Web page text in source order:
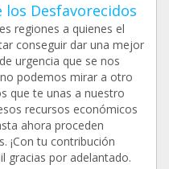
los Desfavorecidos
regiones a quienes el
conseguir dar una mejor
urgencia que se nos
podemos mirar a otro
que te unas a nuestro
recursos económicos
ahora proceden
¡Con tu contribución
gracias por adelantado.